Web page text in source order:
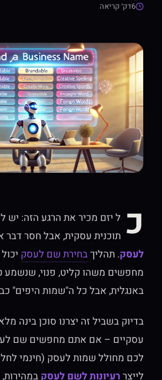
6דק׳ קריאה
כ ל יזם מכיר את הרגע הזה: יש
תוכנית עסקית, אבל חסר דבר
לעסק. תהליךבחירת שם לעסק
מחפשים משהו קליט, פנוי, שנשמע
באנגלית, אבל כל ה"שמות היפים"
בדיוק בשביל זה יצרנו סוכן בינה
עסקיים – אם אתם מחפשים שם
לכם מחולל שמות לעסק (חינמי
לייצררעיונות לשם לעסקבמהירות,